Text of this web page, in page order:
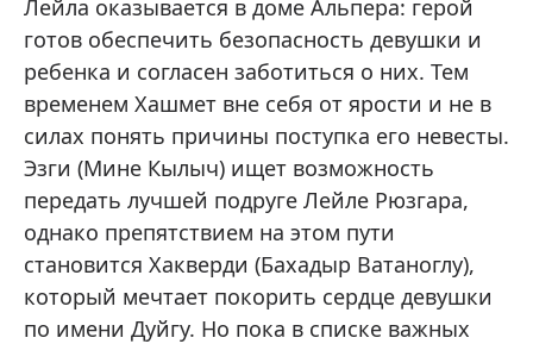
Лейла оказывается в доме Альпера: герой
готов обеспечить безопасность девушки и
ребенка и согласен заботиться о них. Тем
временем Хашмет вне себя от ярости и не в
силах понять причины поступка его невесты.
Эзги (Мине Кылыч) ищет возможность
передать лучшей подруге Лейле Рюзгара,
однако препятствием на этом пути
становится Хакверди (Бахадыр Ватаноглу),
который мечтает покорить сердце девушки
по имени Дуйгу. Но пока в списке важных